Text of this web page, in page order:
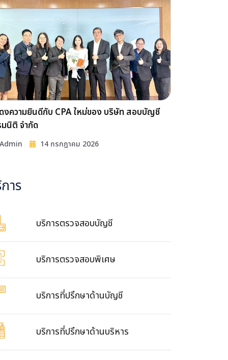
งความยินดีกับ CPA ใหม่ของ บริษัท สอบบัญชี
นิติ จำกัด
14 กรกฎาคม 2026
าร
บริการตรวจสอบบัญชี
บริการตรวจสอบพิเศษ
บริการที่ปรึกษาด้านบัญชี
บริการที่ปรึกษาด้านบริหาร